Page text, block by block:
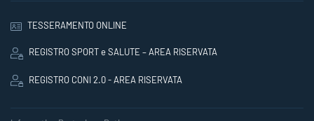
TESSERAMENTO ONLINE
REGISTRO SPORT e SALUTE – AREA RISERVATA
REGISTRO CONI 2.0 - AREA RISERVATA